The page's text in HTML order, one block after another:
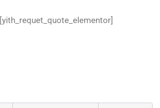
[yith_requet_quote_elementor]